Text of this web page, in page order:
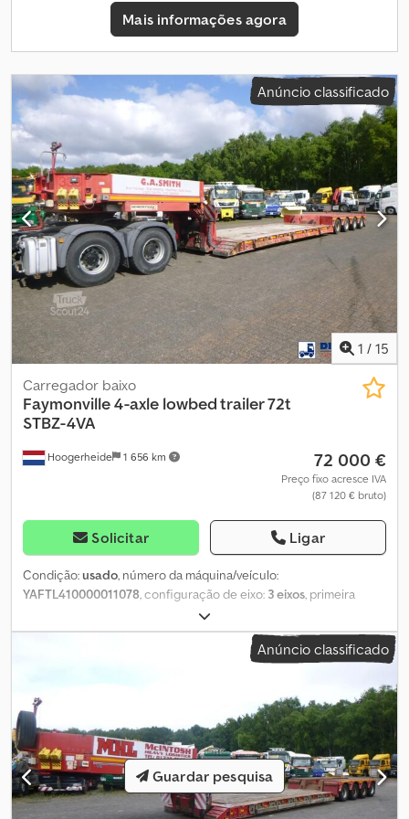
Configuração dos eixos Dimensão dos pneus: 235/75R17.5 Marca
dos eixos: SAF Suspensão: pneumática Eixo traseiro 1: rodado
à direita (interno): 70%; à direita (externo): 70% Eixo traseiro 2:
rodado duplo; carga máxima por eixo: 10.700 kg; direcional;
profundidade dos pneus à esquerda (interno): 70%; à esquerda
(externo): 70%; à direita (interno): 70%; à direita (externo): 70%
Eixo traseiro 3: rodado duplo; carga máxima por eixo: 10.700 kg;
direcional; profundidade dos pneus à esquerda (interno): 70%; à
esquerda (externo): 70%; à direita (interno): 70%; à direita
(externo): 70% Pesos Peso vazio: 14.700 kg Capacidade de carga:
17.400 kg Peso bruto total: 32.100 kg Estado Condição técnica:
boa Condição visual: boa Segurança do produto Fabricante:
Faymonville BE Mais informações Entre em contato com Gerrit
Haverhoek para obter mais informações.
Mais informações agora
Anúncio classificado
1 / 15
Hoogerheide 1 656 km
Carregador baixo
Faymonville4-axle lowbed trailer 72t
STBZ-4VA
72 000 €
Preço fixo acresce IVA
(87 120 € bruto)
Solicitar Ligar
Condição:usado, número da máquina/veículo:
YAFTL410000011078, configuração de eixo: 3 eixos, primeira
, comprimento total:
2 750 mm, altura total:2 550 mm, suspensão:ar, cor:outro, Ano de
, Transporte especial Comprimento entre eixos: 560
Largura máxima: 313 cm Expansível: ✓ Extensível: ✓ = Mais
informações = Marca dos eixos: Saf Freios: freios a tambor
Suspensão: suspensão pneumática Eixo dianteiro: Rodado duplo;
Direcional; Perfil do pneu esquerdo externo: 80%; Perfil do pneu
direito externo: 75% Primeiro eixo intermediário: Rodado duplo;
Direcional; Perfil do pneu esquerdo externo: 80%; Perfil do pneu
Anúncio classificado
Guardar pesquisa